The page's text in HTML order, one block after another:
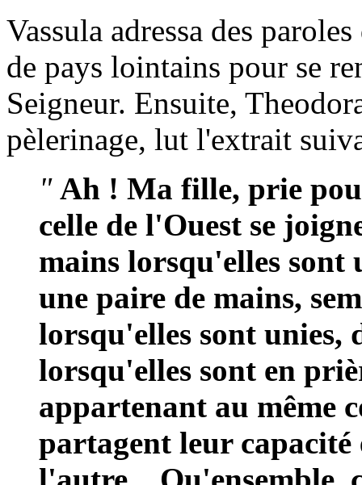
Vassula adressa des
de pays lointains pour se
Seigneur. Ensuite,
pèlerinage, lut l'extrait
" Ah ! Ma fille, prie
celle de l'Ouest se
mains lorsqu'elles sont
une paire de mains,
lorsqu'elles sont unies,
lorsqu'elles sont en
appartenant au même
partagent leur capacité